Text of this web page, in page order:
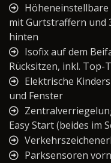
mit Gurtstraffern und
hinten
Isofix auf dem
Rücksitzen, inkl. Top-
Elektrische
und Fenster
Easy Start (beides im
Parksensoren